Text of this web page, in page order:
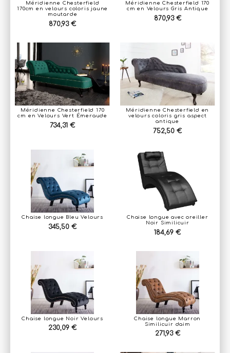
Méridienne Chesterfield
170cm en velours coloris jaune
moutarde
870,93 €
Méridienne Chesterfield 170
cm en Velours Gris Antique
870,93 €
Méridienne Chesterfield 170
cm en Velours Vert Émeraude
734,31 €
Méridienne Chesterfield en
velours coloris gris aspect
antique
752,50 €
Chaise longue Bleu Velours
345,50 €
Chaise longue avec oreiller
Noir Similicuir
184,69 €
Chaise longue Noir Velours
230,09 €
Chaise longue Marron
Similicuir daim
271,93 €